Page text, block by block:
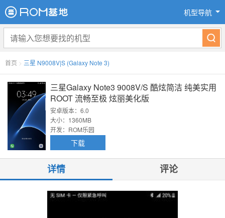
机型导航
首页 > 三星 N9008V|S (Galaxy Note 3)
三星Galaxy Note3 9008V/S 酷炫简洁 纯美实用
ROOT 流畅至极 炫丽美化版
安卓版本：6.0
大小：1360MB
开发：ROM乐园
下载
详情 评论